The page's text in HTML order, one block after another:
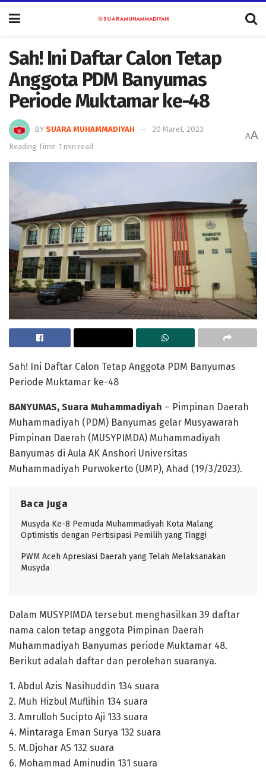
Sah! Ini Daftar Calon Tetap
Anggota PDM Banyumas
Periode Muktamar ke-48
BY SUARA MUHAMMADIYAH
20 Maret, 2023
Reading Time: 1 min read
AA
Sah! Ini Daftar Calon Tetap Anggota PDM Banyumas
Periode Muktamar ke-48
BANYUMAS, Suara Muhammadiyah – Pimpinan Daerah
Muhammadiyah (PDM) Banyumas gelar Musyawarah
Pimpinan Daerah (MUSYPIMDA) Muhammadiyah
Banyumas di Aula AK Anshori Universitas
Muhammadiyah Purwokerto (UMP), Ahad (19/3/2023).
Baca Juga
Musyda Ke-8 Pemuda Muhammadiyah Kota Malang
Optimistis dengan Pertisipasi Pemilih yang Tinggi
PWM Aceh Apresiasi Daerah yang Telah Melaksanakan
Musyda
Dalam MUSYPIMDA tersebut menghasilkan 39 daftar
nama calon tetap anggota Pimpinan Daerah
Muhammadiyah Banyumas periode Muktamar 48.
Berikut adalah daftar dan perolehan suaranya.
1. Abdul Azis Nasihuddin 134 suara
2. Muh Hizbul Muflihin 134 suara
3. Amrulloh Sucipto Aji 133 suara
4. Mintaraga Eman Surya 132 suara
5. M.Djohar AS 132 suara
6. Mohammad Aminudin 131 suara